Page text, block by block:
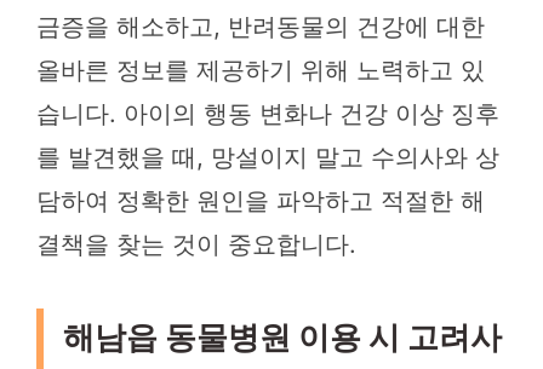
금증을 해소하고, 반려동물의 건강에 대한
올바른 정보를 제공하기 위해 노력하고 있
습니다. 아이의 행동 변화나 건강 이상 징후
를 발견했을 때, 망설이지 말고 수의사와 상
담하여 정확한 원인을 파악하고 적절한 해
결책을 찾는 것이 중요합니다.
해남읍 동물병원 이용 시 고려사